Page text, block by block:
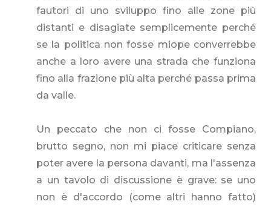
fautori di uno sviluppo fino alle zone più
distanti e disagiate semplicemente perché
se la politica non fosse miope converrebbe
anche a loro avere una strada che funziona
fino alla frazione più alta perché passa prima
da valle.
Un peccato che non ci fosse Compiano,
brutto segno, non mi piace criticare senza
poter avere la persona davanti, ma l'assenza
a un tavolo di discussione è grave: se uno
non è d'accordo (come altri hanno fatto)